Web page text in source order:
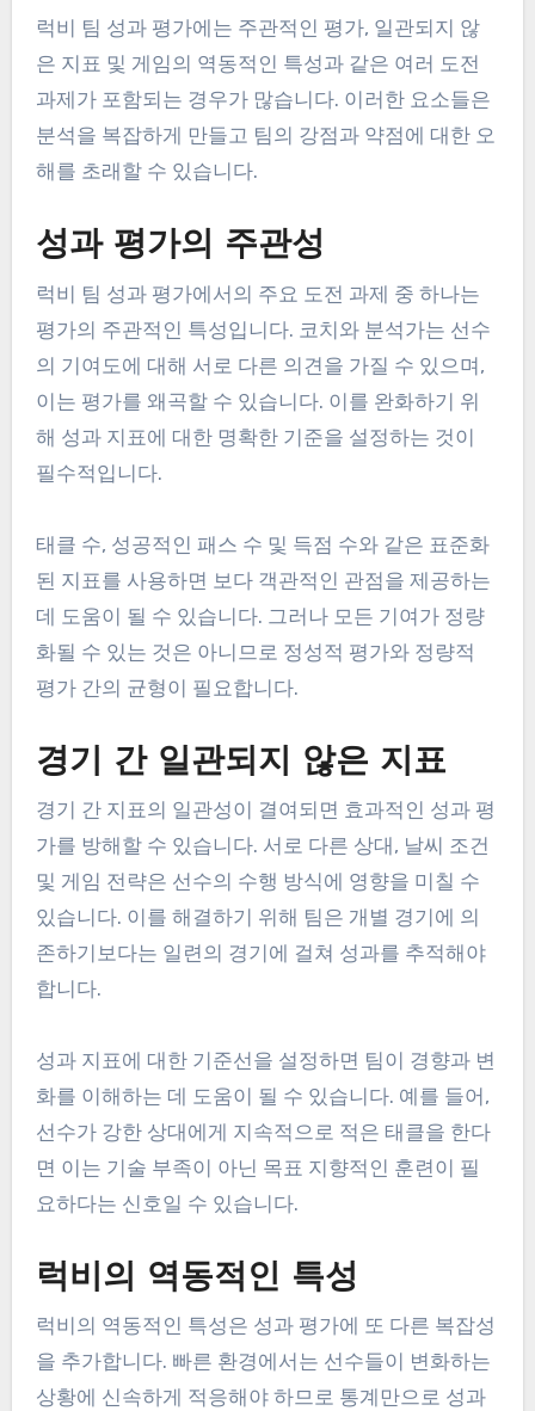
럭비 팀 성과 평가에는 주관적인 평가, 일관되지 않
은 지표 및 게임의 역동적인 특성과 같은 여러 도전
과제가 포함되는 경우가 많습니다. 이러한 요소들은
분석을 복잡하게 만들고 팀의 강점과 약점에 대한 오
해를 초래할 수 있습니다.
성과 평가의 주관성
럭비 팀 성과 평가에서의 주요 도전 과제 중 하나는
평가의 주관적인 특성입니다. 코치와 분석가는 선수
의 기여도에 대해 서로 다른 의견을 가질 수 있으며,
이는 평가를 왜곡할 수 있습니다. 이를 완화하기 위
해 성과 지표에 대한 명확한 기준을 설정하는 것이
필수적입니다.
태클 수, 성공적인 패스 수 및 득점 수와 같은 표준화
된 지표를 사용하면 보다 객관적인 관점을 제공하는
데 도움이 될 수 있습니다. 그러나 모든 기여가 정량
화될 수 있는 것은 아니므로 정성적 평가와 정량적
평가 간의 균형이 필요합니다.
경기 간 일관되지 않은 지표
경기 간 지표의 일관성이 결여되면 효과적인 성과 평
가를 방해할 수 있습니다. 서로 다른 상대, 날씨 조건
및 게임 전략은 선수의 수행 방식에 영향을 미칠 수
있습니다. 이를 해결하기 위해 팀은 개별 경기에 의
존하기보다는 일련의 경기에 걸쳐 성과를 추적해야
합니다.
성과 지표에 대한 기준선을 설정하면 팀이 경향과 변
화를 이해하는 데 도움이 될 수 있습니다. 예를 들어,
선수가 강한 상대에게 지속적으로 적은 태클을 한다
면 이는 기술 부족이 아닌 목표 지향적인 훈련이 필
요하다는 신호일 수 있습니다.
럭비의 역동적인 특성
럭비의 역동적인 특성은 성과 평가에 또 다른 복잡성
을 추가합니다. 빠른 환경에서는 선수들이 변화하는
상황에 신속하게 적응해야 하므로 통계만으로 성과